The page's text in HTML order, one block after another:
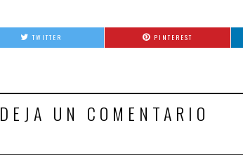
TWITTER PINTEREST
DEJA UN COMENTARIO